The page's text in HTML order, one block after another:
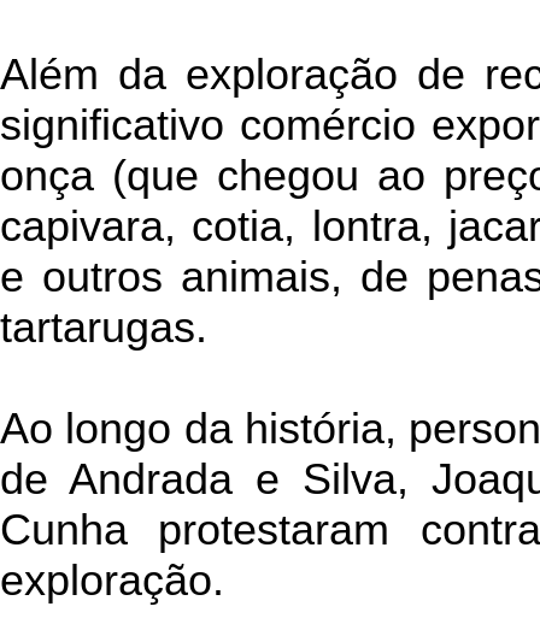
Além da exploração de
significativo comércio
onça (que chegou ao
capivara, cotia, lontra,
e outros animais, de
tartarugas.
Ao longo da história,
de Andrada e Silva,
Cunha protestaram
exploração.